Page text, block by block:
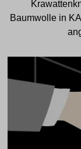
Baumwolle in